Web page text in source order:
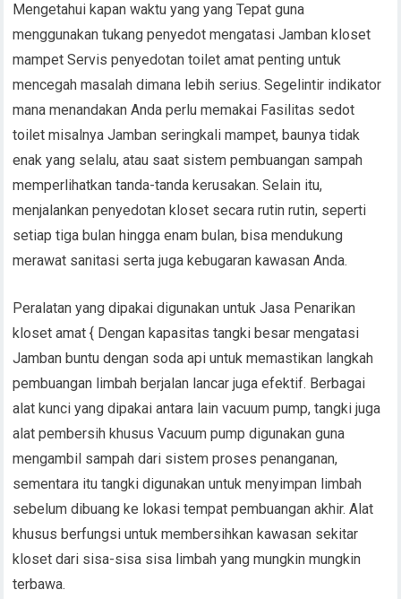
Mengetahui kapan waktu yang yang Tepat guna
menggunakan tukang penyedot mengatasi Jamban kloset
mampet Servis penyedotan toilet amat penting untuk
mencegah masalah dimana lebih serius. Segelintir indikator
mana menandakan Anda perlu memakai Fasilitas sedot
toilet misalnya Jamban seringkali mampet, baunya tidak
enak yang selalu, atau saat sistem pembuangan sampah
memperlihatkan tanda-tanda kerusakan. Selain itu,
menjalankan penyedotan kloset secara rutin rutin, seperti
setiap tiga bulan hingga enam bulan, bisa mendukung
merawat sanitasi serta juga kebugaran kawasan Anda.
Peralatan yang dipakai digunakan untuk Jasa Penarikan
kloset amat { Dengan kapasitas tangki besar mengatasi
Jamban buntu dengan soda api untuk memastikan langkah
pembuangan limbah berjalan lancar juga efektif. Berbagai
alat kunci yang dipakai antara lain vacuum pump, tangki juga
alat pembersih khusus Vacuum pump digunakan guna
mengambil sampah dari sistem proses penanganan,
sementara itu tangki digunakan untuk menyimpan limbah
sebelum dibuang ke lokasi tempat pembuangan akhir. Alat
khusus berfungsi untuk membersihkan kawasan sekitar
kloset dari sisa-sisa sisa limbah yang mungkin mungkin
terbawa.